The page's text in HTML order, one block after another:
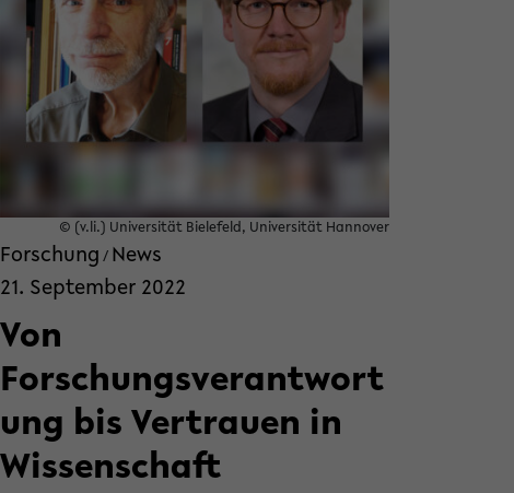
© (v.li.) Universität Bielefeld, Universität Hannover
Forschung / News
21. September 2022
Von
Forschungsverantwort
ung bis Vertrauen in
Wissenschaft